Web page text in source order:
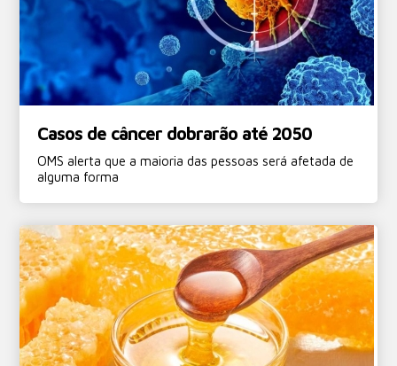
Casos de câncer dobrarão até 2050
OMS alerta que a maioria das pessoas será afetada de
alguma forma